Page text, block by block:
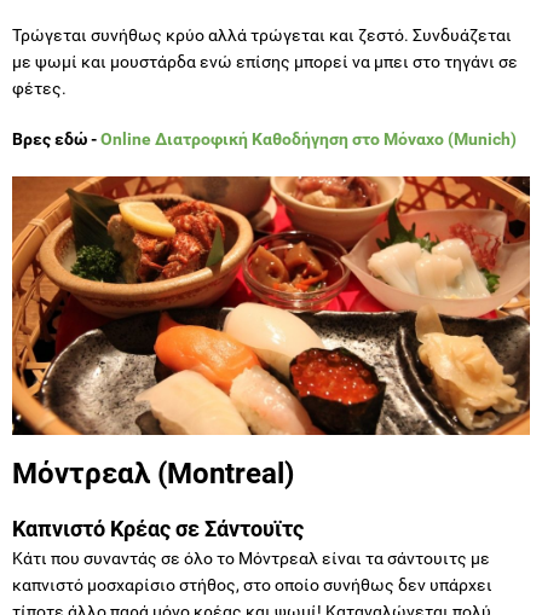
Τρώγεται συνήθως κρύο αλλά τρώγεται και ζεστό. Συνδυάζεται
με ψωμί και μουστάρδα ενώ επίσης μπορεί να μπει στο τηγάνι σε
φέτες.
Βρες εδώ -Online Διατροφική Καθοδήγηση στο Μόναχο (Munich)
Μόντρεαλ (Montreal)
Καπνιστό Κρέας σε Σάντουϊτς
Κάτι που συναντάς σε όλο το Μόντρεαλ είναι τα σάντουιτς με
καπνιστό μοσχαρίσιο στήθος, στο οποίο συνήθως δεν υπάρχει
τίποτε άλλο παρά μόνο κρέας και ψωμί! Καταναλώνεται πολύ